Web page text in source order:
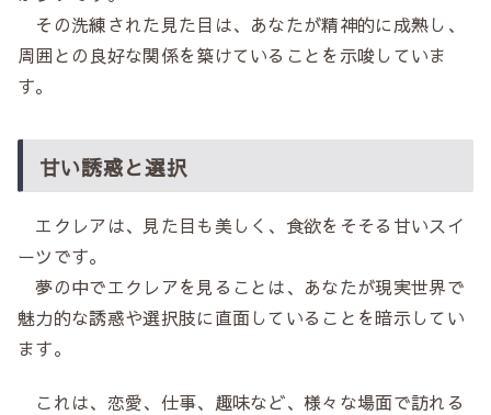
その洗練された見た目は、あなたが精神的に成熟し、
周囲との良好な関係を築けていることを示唆していま
す。
甘い誘惑と選択
エクレアは、見た目も美しく、食欲をそそる甘いスイ
ーツです。
夢の中でエクレアを見ることは、あなたが現実世界で
魅力的な誘惑や選択肢に直面していることを暗示してい
ます。
これは、恋愛、仕事、趣味など、様々な場面で訪れる